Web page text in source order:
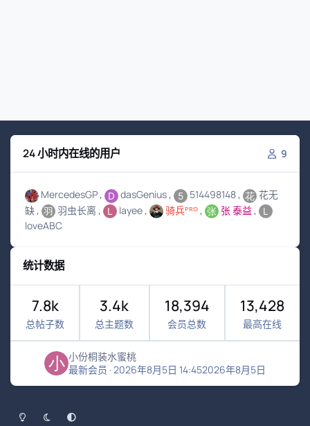
24 小时内在线的用户 9
MercedesGP dasGenius 514498148
花无
缺
羽虫长离 layee 骑兵ᴾᴿᴼ
张 泰益
loveABC
统计数据
7.8k
总帖子数
3.4k
总主题数
18,394
会员总数
13,428
最高在线
小份桐装水蜜桃
最新会员 ·2026年8月5日 14:452026年8月5日
浅色模式黑暗模式系统偏好